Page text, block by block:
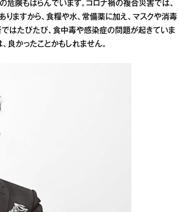
険もはらんでいます。コロナ禍の複合災害では、
ますから、食糧や水、常備薬に加え、マスクや消毒
ではたびたび、食中毒や感染症の問題が起きていま
良かったことかもしれません。